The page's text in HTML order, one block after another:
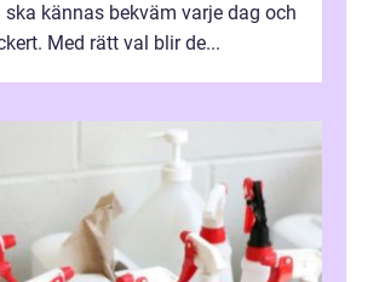
kännas bekväm varje dag och
Med rätt val blir de...